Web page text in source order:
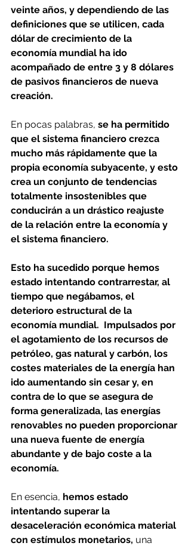
veinte años, y dependiendo de las
definiciones que se utilicen, cada
dólar de crecimiento de la
economía mundial ha ido
acompañado de entre 3 y 8 dólares
de pasivos financieros de nueva
creación.
En pocas palabras, se ha permitido
que el sistema financiero crezca
mucho más rápidamente que la
propia economía subyacente, y esto
crea un conjunto de tendencias
totalmente insostenibles que
conducirán a un drástico reajuste
de la relación entre la economía y
el sistema financiero.
Esto ha sucedido porque hemos
estado intentando contrarrestar, al
tiempo que negábamos, el
deterioro estructural de la
economía mundial.  Impulsados por
el agotamiento de los recursos de
petróleo, gas natural y carbón, los
costes materiales de la energía han
ido aumentando sin cesar y, en
contra de lo que se asegura de
forma generalizada, las energías
renovables no pueden proporcionar
una nueva fuente de energía
abundante y de bajo coste a la
economía.
En esencia, hemos estado
intentando superar la
desaceleración económica material
con estímulos monetarios, una